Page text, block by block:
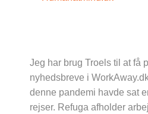
Jeg har brug Troels til at få
nyhedsbreve i
denne pandemi havde sat
rejser. Refuga afholder